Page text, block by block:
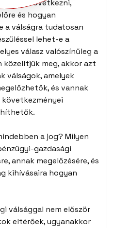
be fog következni,
és hogyan
a válságra tudatosan
lehet-e a
válasz valószínűleg a
közelítjük meg, akkor azt
válságok, amelyek
és vannak
következményei
a jog? Milyen
gazdasági
annak megelőzésére, és
kihívásaira hogyan
válsággal nem először
eltérőek, ugyanakkor